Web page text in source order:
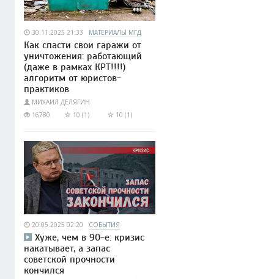
30.11.2025 21:33 МАТЕРИАЛЫ МГД
Как спасти свои гаражи от
уничтожения: работающий
(даже в рамках КРТ!!!!)
алгоритм от юристов-
практиков
МИХАИЛ ДЕЛЯГИН
16780
10 (1) 10 (1)
20.05.2025 02:20 СОБЫТИЯ
Хуже, чем в 90-е: кризис
накатывает, а запас
советской прочности
кончился